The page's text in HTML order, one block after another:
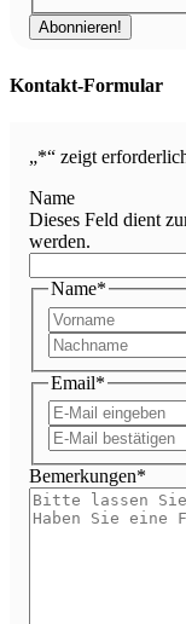
Kontakt-Formular
„*“ zeigt
Name
Dieses Feld dient
werden.
Name*
Email*
Bemerkungen*